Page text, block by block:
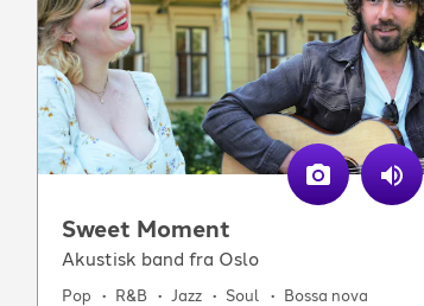
Sweet Moment
Akustisk band fra Oslo
Pop R&B Jazz Soul Bossa nova